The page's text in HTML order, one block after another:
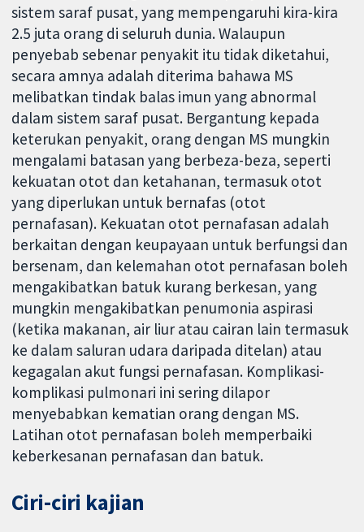
sistem saraf pusat, yang mempengaruhi kira-kira
2.5 juta orang di seluruh dunia. Walaupun
penyebab sebenar penyakit itu tidak diketahui,
secara amnya adalah diterima bahawa MS
melibatkan tindak balas imun yang abnormal
dalam sistem saraf pusat. Bergantung kepada
keterukan penyakit, orang dengan MS mungkin
mengalami batasan yang berbeza-beza, seperti
kekuatan otot dan ketahanan, termasuk otot
yang diperlukan untuk bernafas (otot
pernafasan). Kekuatan otot pernafasan adalah
berkaitan dengan keupayaan untuk berfungsi dan
bersenam, dan kelemahan otot pernafasan boleh
mengakibatkan batuk kurang berkesan, yang
mungkin mengakibatkan penumonia aspirasi
(ketika makanan, air liur atau cairan lain termasuk
ke dalam saluran udara daripada ditelan) atau
kegagalan akut fungsi pernafasan. Komplikasi-
komplikasi pulmonari ini sering dilapor
menyebabkan kematian orang dengan MS.
Latihan otot pernafasan boleh memperbaiki
keberkesanan pernafasan dan batuk.
Ciri-ciri kajian